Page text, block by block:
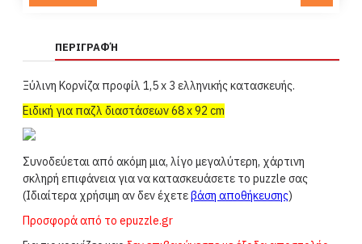
ΠΕΡΙΓΡΑΦΉ
Ξύλινη Κορνίζα προφίλ 1,5 x 3 ελληνικής κατασκευής.
Ειδική για παζλ διαστάσεων 68 x 92 cm
Συνοδεύεται από ακόμη μια, λίγο μεγαλύτερη, χάρτινη
σκληρή επιφάνεια για να κατασκευάσετε το puzzle σας
(Ιδιαίτερα χρήσιμη αν δεν έχετεβάση αποθήκευσης)
Προσφορά από το epuzzle.gr